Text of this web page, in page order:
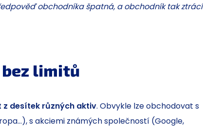
obchodníka špatná, a obchodník tak ztrácí
limitů
desítek různých aktiv. Obvykle lze obchodovat s
s akciemi známých společností (Google,